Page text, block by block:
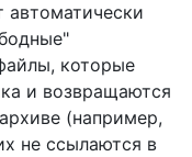
автоматически
которые
и возвращаются
(например,
не ссылаются в